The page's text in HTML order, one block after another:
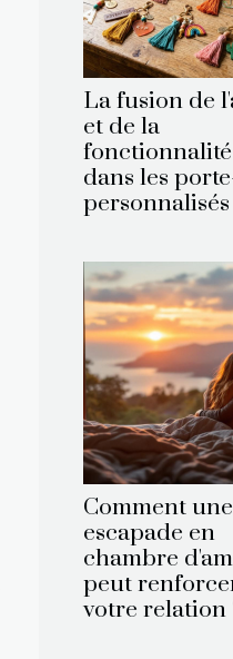
La fusion de
et de la
fonctionnalité
dans les
personnalisés
Comment une
escapade en
chambre
peut
votre relation